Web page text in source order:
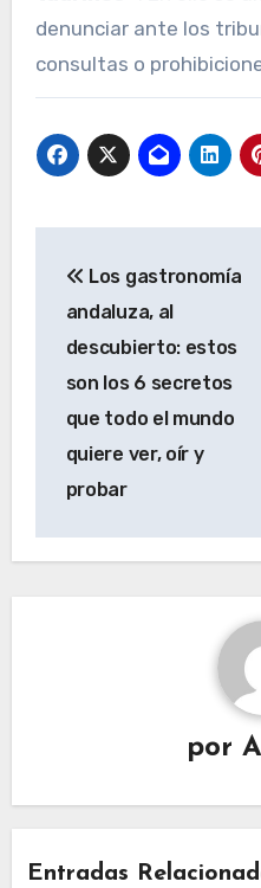
denunciar ante los
consultas o
de
entradas
Los gastronomía
andaluza, al
descubierto: estos
son los 6 secretos
que todo el mundo
quiere ver, oír y
probar
por
Entradas